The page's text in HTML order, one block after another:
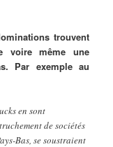
trouvent
voire même une
Par exemple au
en sont
de sociétés
Bas, se soustraient